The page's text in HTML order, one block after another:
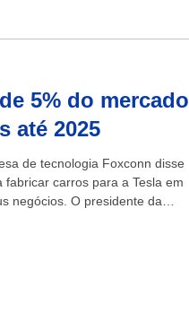
5% do mercado
até 2025
de tecnologia Foxconn disse
carros para a Tesla em
negócios. O presidente da